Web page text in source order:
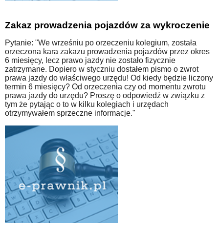
Zakaz prowadzenia pojazdów za wykroczenie
Pytanie: "We wrześniu po orzeczeniu kolegium, została
orzeczona kara zakazu prowadzenia pojazdów przez okres
6 miesięcy, lecz prawo jazdy nie zostało fizycznie
zatrzymane. Dopiero w styczniu dostałem pismo o zwrot
prawa jazdy do właściwego urzędu! Od kiedy będzie liczony
termin 6 miesięcy? Od orzeczenia czy od momentu zwrotu
prawa jazdy do urzędu? Proszę o odpowiedź w związku z
tym że pytając o to w kilku kolegiach i urzędach
otrzymywałem sprzeczne informacje."